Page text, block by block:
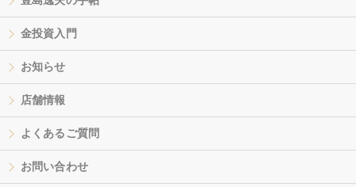
金投資入門
お知らせ
店舗情報
よくあるご質問
お問い合わせ